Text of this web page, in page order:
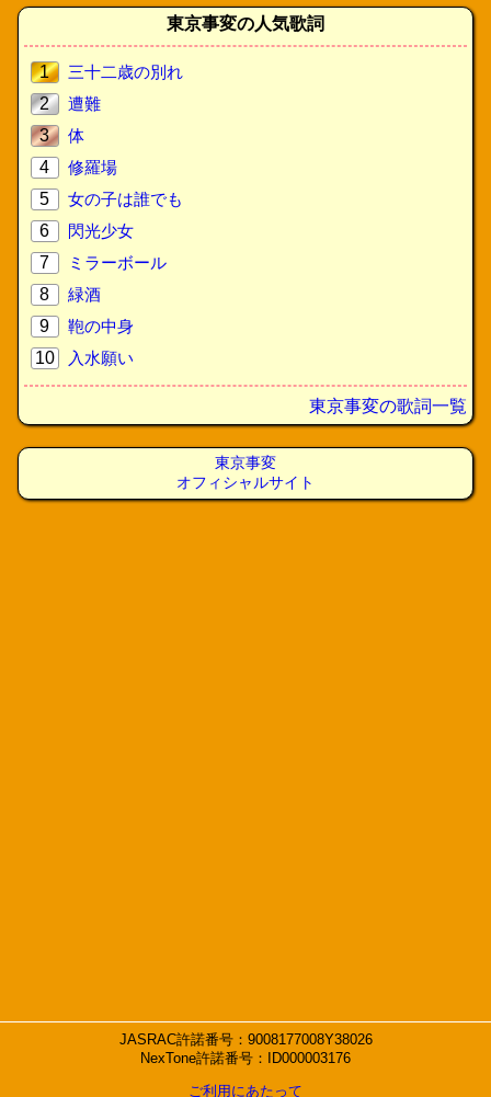
東京事変の人気歌詞
1
三十二歳の別れ
2
遭難
3
体
4
修羅場
5
女の子は誰でも
6
閃光少女
7
ミラーボール
8
緑酒
9
鞄の中身
10
入水願い
東京事変の歌詞一覧
東京事変
オフィシャルサイト
JASRAC許諾番号：9008177008Y38026
NexTone許諾番号：ID000003176
ご利用にあたって